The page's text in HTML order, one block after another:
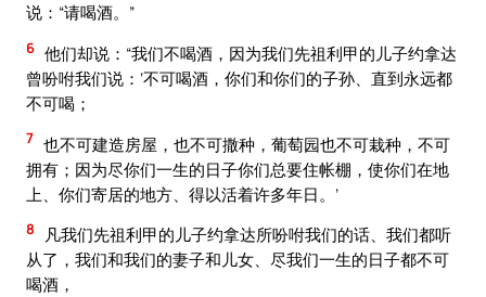
说：“请喝酒。”
6 他们却说：“我们不喝酒，因为我们先祖利甲的儿子约拿达
曾吩咐我们说：‘不可喝酒，你们和你们的子孙、直到永远都
不可喝；
7 也不可建造房屋，也不可撒种，葡萄园也不可栽种，不可
拥有；因为尽你们一生的日子你们总要住帐棚，使你们在地
上、你们寄居的地方、得以活着许多年日。’
8
凡我们先祖利甲的儿子约拿达所吩咐我们的话、我们都听
从了，我们和我们的妻子和儿女、尽我们一生的日子都不可
喝酒，